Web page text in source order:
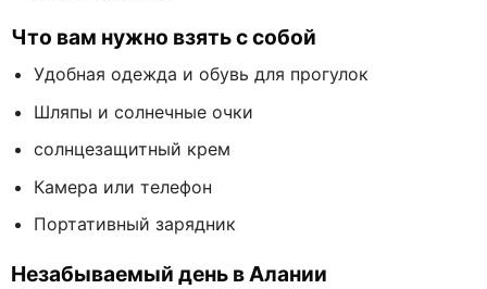
Что вам нужно взять с собой
Удобная одежда и обувь для прогулок
Шляпы и солнечные очки
солнцезащитный крем
Камера или телефон
Портативный зарядник
Незабываемый день в Алании